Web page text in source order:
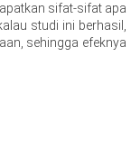
sifat-sifat apa
studi ini berhasil,
sehingga efeknya